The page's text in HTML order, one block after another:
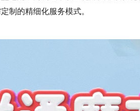
制的精细化服务模式。